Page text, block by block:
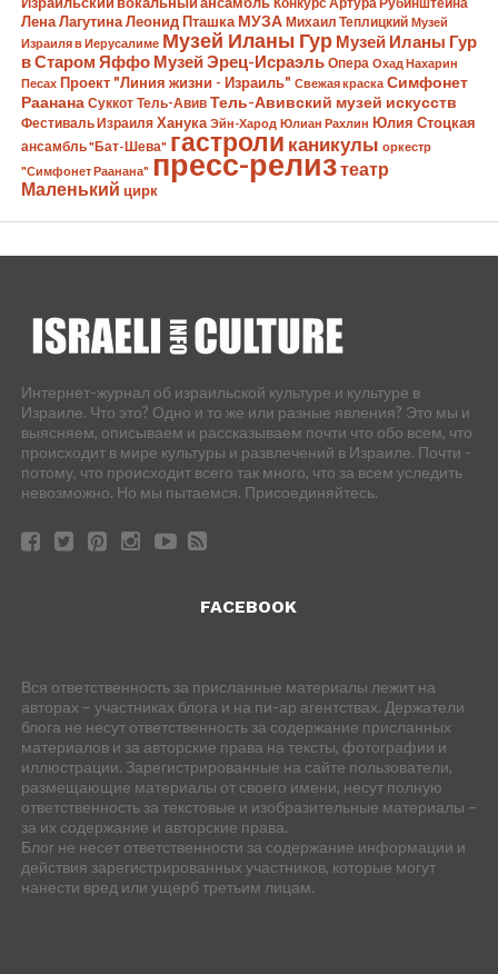
Лена Лагутина Леонид Пташка МУЗА Михаил Теплицкий Музей
Израиля в Иерусалиме Музей Иланы Гур Музей Иланы Гур
в Старом Яффо Музей Эрец-Исраэль Опера Охад Нахарин
Песах Проект "Линия жизни - Израиль" Свежая краска Симфонет
Раанана Суккот Тель-Авив Тель-Авивский музей искусств
Фестиваль Израиля Ханука Эйн-Харод Юлиан Рахлин Юлия Стоцкая
ансамбль "Бат-Шева" гастроли каникулы оркестр
"Симфонет Раанана" пресс-релизтеатр
Маленький цирк
Интернет-журнал об израильской культуре и культуре в
Израиле. Что это? Одно и то же или разные явления? Это мы и
выясняем, описываем и рассказываем почти что обо всем, что
происходит в мире культуры и развлечений в Израиле. Почти -
потому, что происходит всего так много, что за всем уследить
невозможно. Но мы пытаемся. Присоединяйтесь.
FACEBOOK
Вся ответственность за присланные материалы лежит на
авторах – участниках блога и на пи-ар агентствах. Держатели
блога не несут ответственность за содержание присланных
материалов и за авторские права на тексты, фотографии и
иллюстрации. Зарегистрированные на сайте пользователи,
размещающие материалы от своего имени, несут полную
ответственность за текстовые и изобразительные материалы –
за их содержание и авторские права.
Блог не несет ответственности за содержание информации и
действия зарегистрированных участников, которые могут
нанести вред или ущерб третьим лицам.